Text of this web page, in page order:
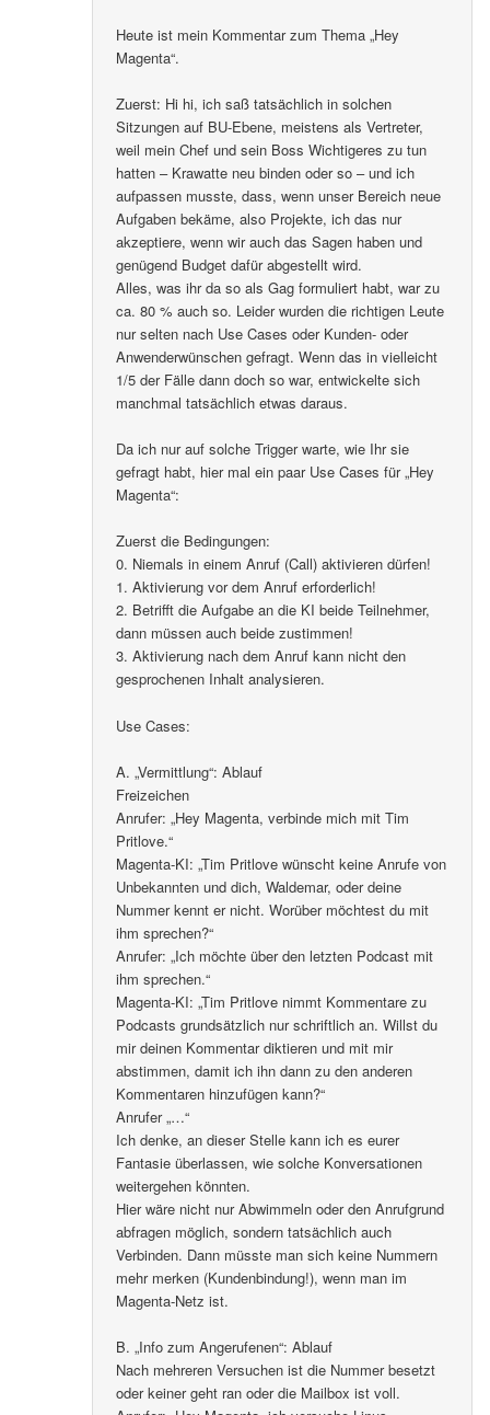
Heute ist mein Kommentar zum Thema „Hey
Magenta“.
Zuerst: Hi hi, ich saß tatsächlich in solchen
Sitzungen auf BU-Ebene, meistens als Vertreter,
weil mein Chef und sein Boss Wichtigeres zu tun
hatten – Krawatte neu binden oder so – und ich
aufpassen musste, dass, wenn unser Bereich neue
Aufgaben bekäme, also Projekte, ich das nur
akzeptiere, wenn wir auch das Sagen haben und
genügend Budget dafür abgestellt wird.
Alles, was ihr da so als Gag formuliert habt, war zu
ca. 80 % auch so. Leider wurden die richtigen Leute
nur selten nach Use Cases oder Kunden- oder
Anwenderwünschen gefragt. Wenn das in vielleicht
1/5 der Fälle dann doch so war, entwickelte sich
manchmal tatsächlich etwas daraus.
Da ich nur auf solche Trigger warte, wie Ihr sie
gefragt habt, hier mal ein paar Use Cases für „Hey
Magenta“:
Zuerst die Bedingungen:
0. Niemals in einem Anruf (Call) aktivieren dürfen!
1. Aktivierung vor dem Anruf erforderlich!
2. Betrifft die Aufgabe an die KI beide Teilnehmer,
dann müssen auch beide zustimmen!
3. Aktivierung nach dem Anruf kann nicht den
gesprochenen Inhalt analysieren.
Use Cases:
A. „Vermittlung“: Ablauf
Freizeichen
Anrufer: „Hey Magenta, verbinde mich mit Tim
Pritlove.“
Magenta-KI: „Tim Pritlove wünscht keine Anrufe von
Unbekannten und dich, Waldemar, oder deine
Nummer kennt er nicht. Worüber möchtest du mit
ihm sprechen?“
Anrufer: „Ich möchte über den letzten Podcast mit
ihm sprechen.“
Magenta-KI: „Tim Pritlove nimmt Kommentare zu
Podcasts grundsätzlich nur schriftlich an. Willst du
mir deinen Kommentar diktieren und mit mir
abstimmen, damit ich ihn dann zu den anderen
Kommentaren hinzufügen kann?“
Anrufer „…“
Ich denke, an dieser Stelle kann ich es eurer
Fantasie überlassen, wie solche Konversationen
weitergehen könnten.
Hier wäre nicht nur Abwimmeln oder den Anrufgrund
abfragen möglich, sondern tatsächlich auch
Verbinden. Dann müsste man sich keine Nummern
mehr merken (Kundenbindung!), wenn man im
Magenta-Netz ist.
B. „Info zum Angerufenen“: Ablauf
Nach mehreren Versuchen ist die Nummer besetzt
oder keiner geht ran oder die Mailbox ist voll.